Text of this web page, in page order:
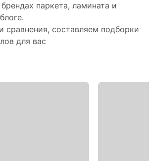
паркета, ламината и
сравнения, составляем подборки
для вас